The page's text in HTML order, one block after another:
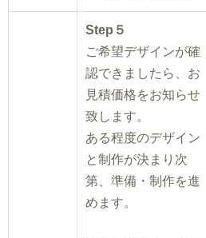
Step５
ご希望デザインが確
認できましたら、お
見積価格をお知らせ
致します。
ある程度のデザイン
と制作が決まり次
第、準備・制作を進
めます。